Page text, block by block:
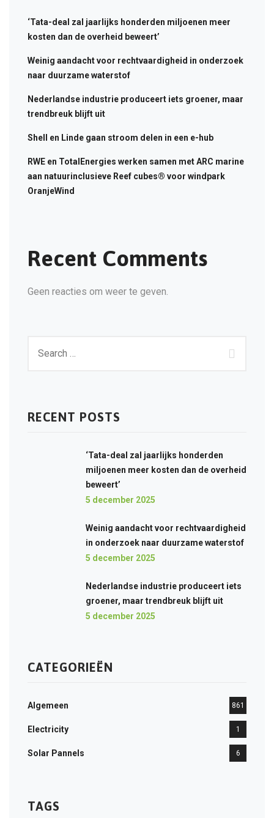
‘Tata-deal zal jaarlijks honderden miljoenen meer
kosten dan de overheid beweert’
Weinig aandacht voor rechtvaardigheid in onderzoek
naar duurzame waterstof
Nederlandse industrie produceert iets groener, maar
trendbreuk blijft uit
Shell en Linde gaan stroom delen in een e-hub
RWE en TotalEnergies werken samen met ARC marine
aan natuurinclusieve Reef cubes® voor windpark
OranjeWind
Recent Comments
Geen reacties om weer te geven.
RECENT POSTS
‘Tata-deal zal jaarlijks honderden
miljoenen meer kosten dan de overheid
beweert’
5 december 2025
Weinig aandacht voor rechtvaardigheid
in onderzoek naar duurzame waterstof
5 december 2025
Nederlandse industrie produceert iets
groener, maar trendbreuk blijft uit
5 december 2025
CATEGORIEËN
Algemeen 861
Electricity 1
Solar Pannels 6
TAGS